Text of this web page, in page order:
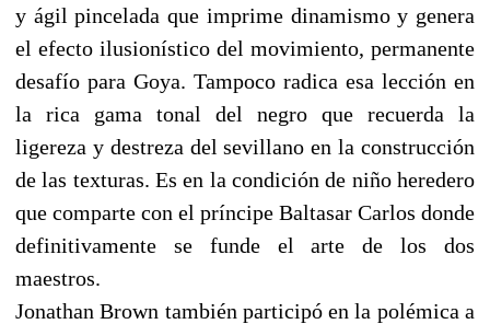
y ágil pincelada que imprime dinamismo y genera
el efecto ilusionístico del movimiento, permanente
desafío para Goya. Tampoco radica esa lección en
la rica gama tonal del negro que recuerda la
ligereza y destreza del sevillano en la construcción
de las texturas. Es en la condición de niño heredero
que comparte con el príncipe Baltasar Carlos donde
definitivamente se funde el arte de los dos
maestros.
Jonathan Brown también participó en la polémica a